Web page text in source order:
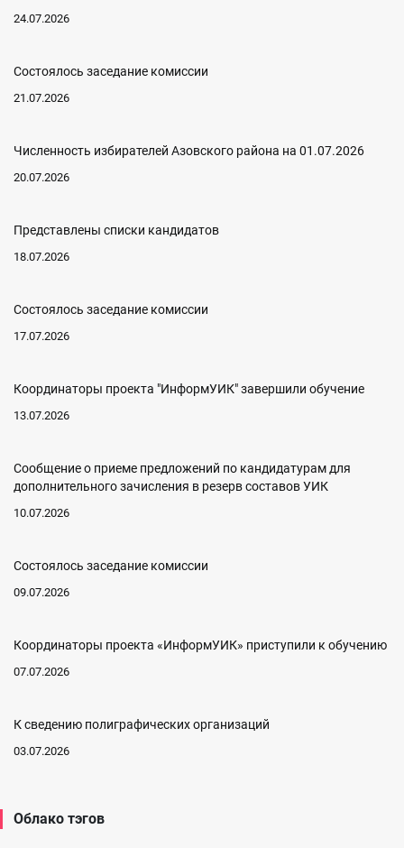
24.07.2026
Состоялось заседание комиссии
21.07.2026
Численность избирателей Азовского района на 01.07.2026
20.07.2026
Представлены списки кандидатов
18.07.2026
Состоялось заседание комиссии
17.07.2026
Координаторы проекта "ИнформУИК" завершили обучение
13.07.2026
Сообщение о приеме предложений по кандидатурам для
дополнительного зачисления в резерв составов УИК
10.07.2026
Состоялось заседание комиссии
09.07.2026
Координаторы проекта «ИнформУИК» приступили к обучению
07.07.2026
К сведению полиграфических организаций
03.07.2026
Облако тэгов